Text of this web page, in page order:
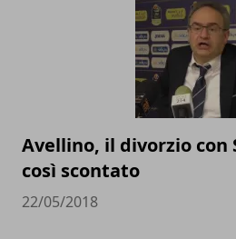
Avellino, il divorzio con
così scontato
22/05/2018